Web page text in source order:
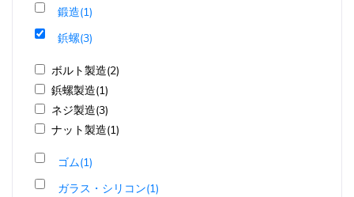
鍛造(1)
鋲螺(3)
ボルト製造(2)
鋲螺製造(1)
ネジ製造(3)
ナット製造(1)
ゴム(1)
ガラス・シリコン(1)